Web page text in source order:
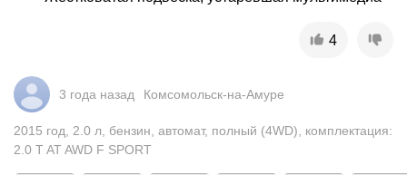
4
3 года назад Комсомольск-на-Амуре
2015 год 2.0 л бензин автомат, полный (4WD)
комплектация:
2.0 T AT AWD F SPORT